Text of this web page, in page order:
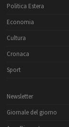
Politica Estera
Economia
Cultura
Cronaca
Sport
Newsletter
Giornale del giorno